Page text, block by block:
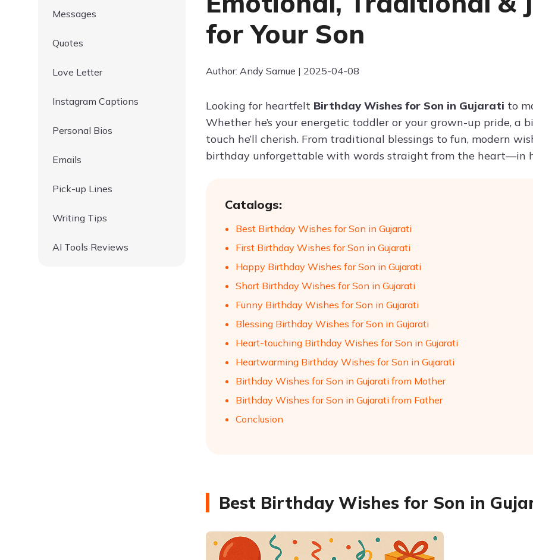
Messages
Quotes
Love Letter
Instagram Captions
Personal Bios
Emails
Pick-up Lines
Writing Tips
AI Tools Reviews
for Your Son
Author: Andy Samue | 2025-04-08
Looking for heartfelt Birthday Wishes for Son in Gujarati to
Whether he’s your energetic toddler or your grown-up pride, a
touch he’ll cherish. From traditional blessings to fun, modern
birthday unforgettable with words straight from the heart—in
Catalogs:
Best Birthday Wishes for Son in Gujarati
First Birthday Wishes for Son in Gujarati
Happy Birthday Wishes for Son in Gujarati
Short Birthday Wishes for Son in Gujarati
Funny Birthday Wishes for Son in Gujarati
Blessing Birthday Wishes for Son in Gujarati
Heart-touching Birthday Wishes for Son in Gujarati
Heartwarming Birthday Wishes for Son in Gujarati
Birthday Wishes for Son in Gujarati from Mother
Birthday Wishes for Son in Gujarati from Father
Conclusion
Best Birthday Wishes for Son in